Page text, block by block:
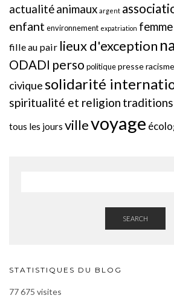
actualitéanimaux argent
enfant environnement expatriation femme
fille au pair lieux d'exception
ODADI perso politiquepresseracisme
civiquesolidarité
spiritualité et religion
tous les jours villevoyage
SEARCH
STATISTIQUES DU BLOG
77 675 visites